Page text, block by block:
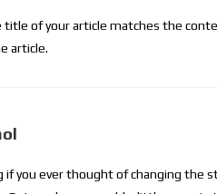
title of your article matches the
article.
if you ever thought of changing the